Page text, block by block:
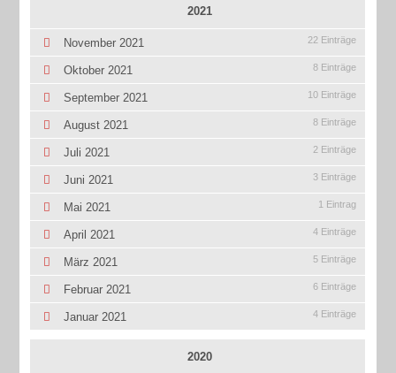
2021
November 2021 22 Einträge
Oktober 2021 8 Einträge
September 2021 10 Einträge
August 2021 8 Einträge
Juli 2021 2 Einträge
Juni 2021 3 Einträge
Mai 2021 1 Eintrag
April 2021 4 Einträge
März 2021 5 Einträge
Februar 2021 6 Einträge
Januar 2021 4 Einträge
2020